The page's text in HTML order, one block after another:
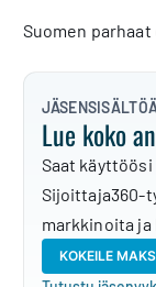
Suomen
Lue koko
Saat
Sijoittaja360-
markkinoita
KOKEILE